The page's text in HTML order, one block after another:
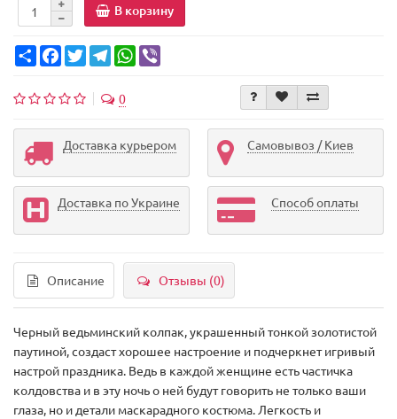
В корзину
Share FacebookTwitterTelegramWhatsApp
0
Доставка курьером Самовывоз / Киев
Доставка по Украине Способ оплаты
Описание Отзывы (0)
Черный ведьминский колпак, украшенный тонкой золотистой
паутиной, создаст хорошее настроение и подчеркнет игривый
настрой праздника. Ведь в каждой женщине есть частичка
колдовства и в эту ночь о ней будут говорить не только ваши
глаза, но и детали маскарадного костюма. Легкость и